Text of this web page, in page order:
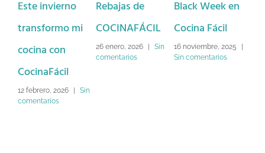
Este invierno
transformo mi
cocina con
CocinaFácil
12 febrero, 2026
Sin
comentarios
Rebajas de
COCINAFÁCIL
26 enero, 2026
Sin
comentarios
Black Week en
Cocina Fácil
16 noviembre, 2025
Sin comentarios